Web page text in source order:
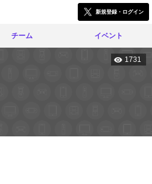
新規登録・ログイン
チーム イベント
1731